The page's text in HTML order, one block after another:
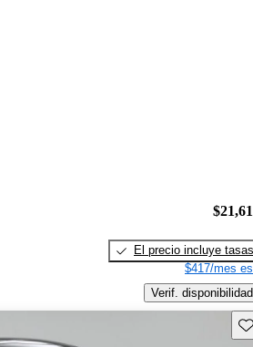
El precio incluye tasas
$417/mes
Verif. disponibilidad